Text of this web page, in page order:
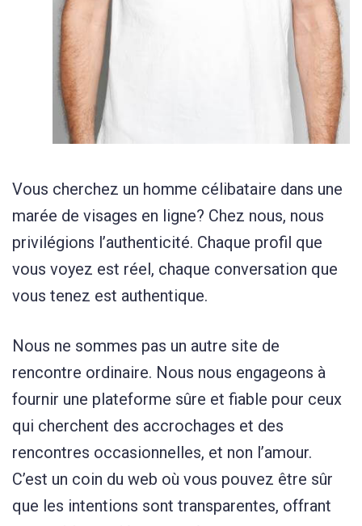
Vous cherchez un homme célibataire dans une
marée de visages en ligne? Chez nous, nous
privilégions l’authenticité. Chaque profil que
vous voyez est réel, chaque conversation que
vous tenez est authentique.
Nous ne sommes pas un autre site de
rencontre ordinaire. Nous nous engageons à
fournir une plateforme sûre et fiable pour ceux
qui cherchent des accrochages et des
rencontres occasionnelles, et non l’amour.
C’est un coin du web où vous pouvez être sûr
que les intentions sont transparentes, offrant